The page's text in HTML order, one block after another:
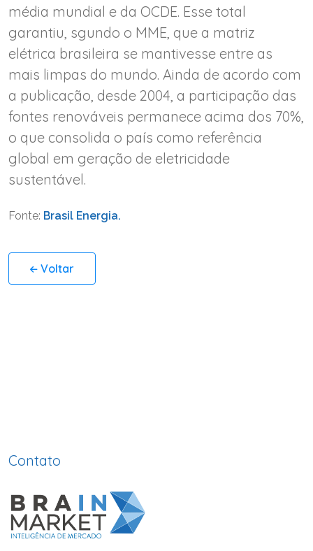
média mundial e da OCDE. Esse total
garantiu, sgundo o MME, que a matriz
elétrica brasileira se mantivesse entre as
mais limpas do mundo. Ainda de acordo com
a publicação, desde 2004, a participação das
fontes renováveis permanece acima dos 70%,
o que consolida o país como referência
global em geração de eletricidade
sustentável.
Fonte: Brasil Energia.
Voltar
Contato